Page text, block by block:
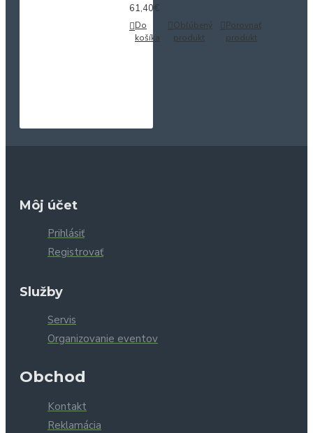
61,40€
Do
košíka
Obľúbený
produkt
Porovnať
produkt
Môj účet
Prihlásiť
Registrovať
Služby
Servis
Organizovanie eventov
Obchod
Kontakt
Reklamácia